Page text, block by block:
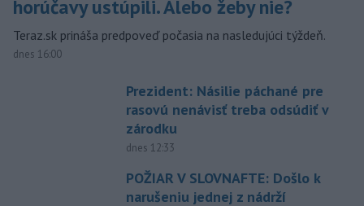
horúčavy ustúpili. Alebo žeby nie?
Teraz.sk prináša predpoveď počasia na nasledujúci týždeň.
dnes 16:00
Prezident: Násilie páchané pre
rasovú nenávisť treba odsúdiť v
zárodku
dnes 12:33
POŽIAR V SLOVNAFTE: Došlo k
narušeniu jednej z nádrží